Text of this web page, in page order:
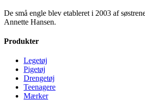
De små engle blev etableret i 2003 af
Annette Hansen.
Produkter
Legetøj
Pigetøj
Drengetøj
Teenagere
Mærker